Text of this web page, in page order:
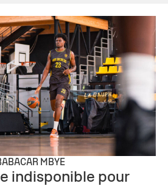
MBYE
indisponible pour